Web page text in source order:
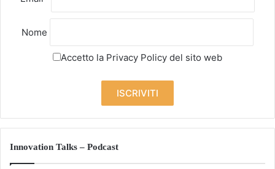
Nome
Accetto la Privacy Policy del sito web
Innovation Talks – Podcast